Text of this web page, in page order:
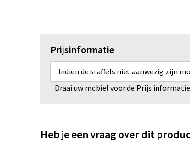
Prijsinformatie
Indien de staffels niet aanwezig zijn
Draai uw mobiel voor de Prijs informatie
Heb je een vraag over dit